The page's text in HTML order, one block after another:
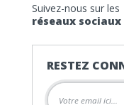
Suivez-nous sur les
réseaux sociaux
RESTEZ